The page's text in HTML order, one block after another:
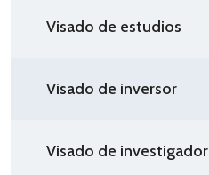
Visado de estudios
Visado de inversor
Visado de investigador